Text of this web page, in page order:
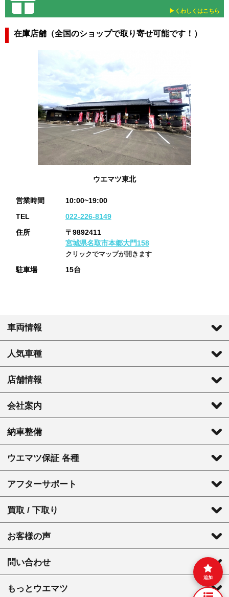
▶︎くわしくはこちら
在庫店舗（全国のショップで取り寄せ可能です！）
ウエマツ東北
営業時間
10:00~19:00
TEL
022-226-8149
住所
〒9892411
宮城県名取市本郷大門158
クリックでマップが開きます
駐車場 15台
車両情報
人気車種
店舗情報
会社案内
納車整備
ウエマツ保証 各種
アフターサポート
買取 / 下取り
お客様の声
問い合わせ
もっとウエマツ
追加